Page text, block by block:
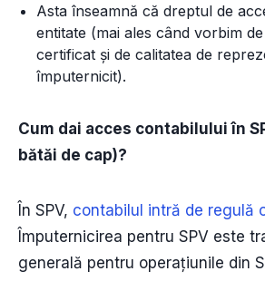
Asta înseamnă că dreptul de
entitate (mai ales când vorbim
certificat și de calitatea de
împuternicit).
Cum dai acces contabilului în
bătăi de cap)?
În SPV, contabilul intră de regulă
Împuternicirea pentru SPV este
generală pentru operațiunile din